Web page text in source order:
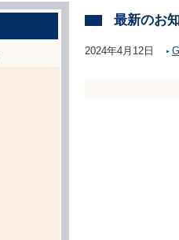
最新のお
2024年4月12日